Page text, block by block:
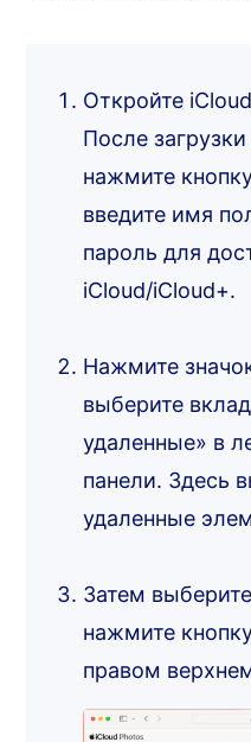
Откройте
После
нажмите
введите имя
пароль для
iCloud/iCloud+.
Нажмите
выберите
удаленные» в
панели. Здесь
удаленные
Затем
нажмите
правом